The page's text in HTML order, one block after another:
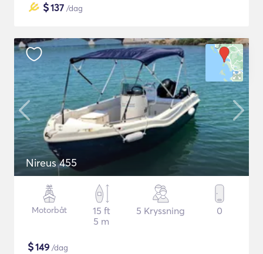
$137 /dag
Nireus 455
Motorbåt
15 ft
5 m
5 Kryssning 0
$149 /dag